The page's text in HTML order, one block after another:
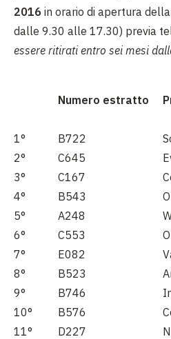
2016 in orario di apertura
dalle 9.30 alle 17.30) previa
essere ritirati entro sei mesi
Numero estratto
1° B722
2°
C645
3°
C167
4°
B543
5°
A248
6°
C553
7°
E082
8°
B523
9°
B746
10°
B576
11°
D227